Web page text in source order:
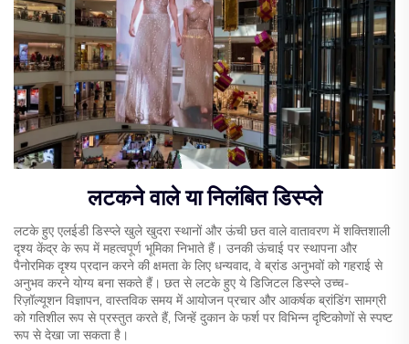
लटकने वाले या निलंबित डिस्प्ले
लटके हुए एलईडी डिस्प्ले खुले खुदरा स्थानों और ऊंची छत वाले वातावरण में शक्तिशाली
दृश्य केंद्र के रूप में महत्वपूर्ण भूमिका निभाते हैं। उनकी ऊंचाई पर स्थापना और
पैनोरमिक दृश्य प्रदान करने की क्षमता के लिए धन्यवाद, वे ब्रांड अनुभवों को गहराई से
अनुभव करने योग्य बना सकते हैं। छत से लटके हुए ये डिजिटल डिस्प्ले उच्च-
रिज़ॉल्यूशन विज्ञापन, वास्तविक समय में आयोजन प्रचार और आकर्षक ब्रांडिंग सामग्री
को गतिशील रूप से प्रस्तुत करते हैं, जिन्हें दुकान के फर्श पर विभिन्न दृष्टिकोणों से स्पष्ट
रूप से देखा जा सकता है।